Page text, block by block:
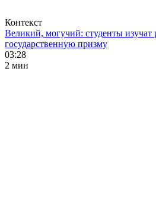
Контекст
Великий, могучий: студенты изучат
государственную призму
03:28
2 мин